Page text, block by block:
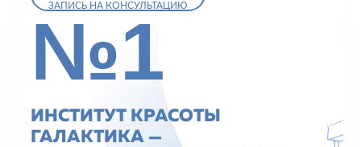
№1
ЗАПИСЬ НА КОНСУЛЬТАЦИЮ
ИНСТИТУТ КРАСОТЫ
ГАЛАКТИКА —